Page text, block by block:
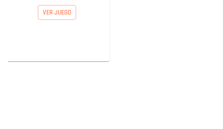
VER JUEGO